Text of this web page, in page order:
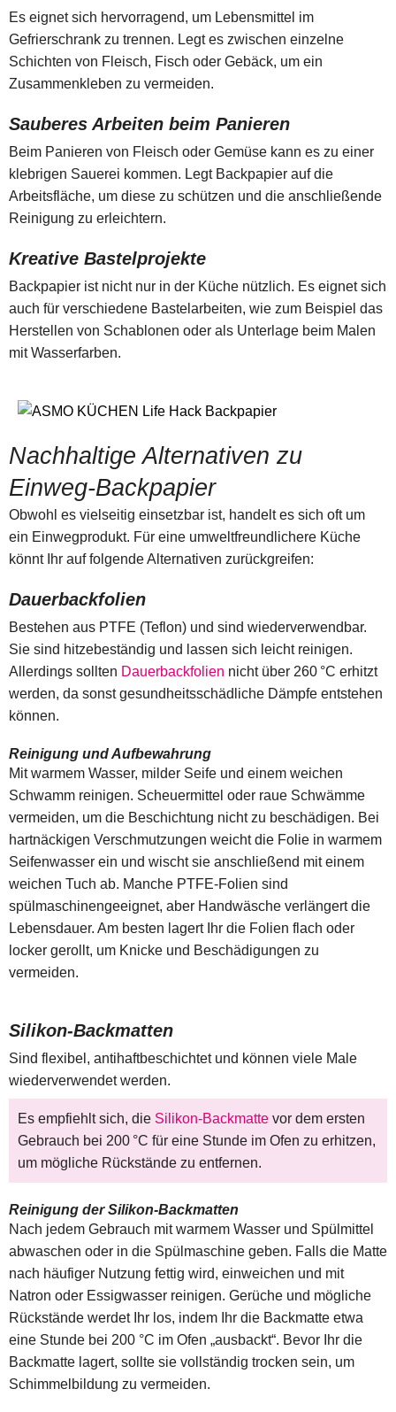
Es eignet sich hervorragend, um Lebensmittel im
Gefrierschrank zu trennen. Legt es zwischen einzelne
Schichten von Fleisch, Fisch oder Gebäck, um ein
Zusammenkleben zu vermeiden.
Sauberes Arbeiten beim Panieren
Beim Panieren von Fleisch oder Gemüse kann es zu einer
klebrigen Sauerei kommen. Legt Backpapier auf die
Arbeitsfläche, um diese zu schützen und die anschließende
Reinigung zu erleichtern.
Kreative Bastelprojekte
Backpapier ist nicht nur in der Küche nützlich. Es eignet sich
auch für verschiedene Bastelarbeiten, wie zum Beispiel das
Herstellen von Schablonen oder als Unterlage beim Malen
mit Wasserfarben.
Nachhaltige Alternativen zu
Einweg-Backpapier
Obwohl es vielseitig einsetzbar ist, handelt es sich oft um
ein Einwegprodukt. Für eine umweltfreundlichere Küche
könnt Ihr auf folgende Alternativen zurückgreifen:
Dauerbackfolien
Bestehen aus PTFE (Teflon) und sind wiederverwendbar.
Sie sind hitzebeständig und lassen sich leicht reinigen.
Allerdings sollten Dauerbackfolien nicht über 260 °C erhitzt
werden, da sonst gesundheitsschädliche Dämpfe entstehen
können.
Reinigung und Aufbewahrung
Mit warmem Wasser, milder Seife und einem weichen
Schwamm reinigen. Scheuermittel oder raue Schwämme
vermeiden, um die Beschichtung nicht zu beschädigen. Bei
hartnäckigen Verschmutzungen weicht die Folie in warmem
Seifenwasser ein und wischt sie anschließend mit einem
weichen Tuch ab. Manche PTFE-Folien sind
spülmaschinengeeignet, aber Handwäsche verlängert die
Lebensdauer. Am besten lagert Ihr die Folien flach oder
locker gerollt, um Knicke und Beschädigungen zu
vermeiden.
Silikon-Backmatten
Sind flexibel, antihaftbeschichtet und können viele Male
wiederverwendet werden.
Es empfiehlt sich, die Silikon-Backmatte vor dem ersten
Gebrauch bei 200 °C für eine Stunde im Ofen zu erhitzen,
um mögliche Rückstände zu entfernen.
Reinigung der Silikon-Backmatten
Nach jedem Gebrauch mit warmem Wasser und Spülmittel
abwaschen oder in die Spülmaschine geben. Falls die Matte
nach häufiger Nutzung fettig wird, einweichen und mit
Natron oder Essigwasser reinigen. Gerüche und mögliche
Rückstände werdet Ihr los, indem Ihr die Backmatte etwa
eine Stunde bei 200 °C im Ofen „ausbackt“. Bevor Ihr die
Backmatte lagert, sollte sie vollständig trocken sein, um
Schimmelbildung zu vermeiden.